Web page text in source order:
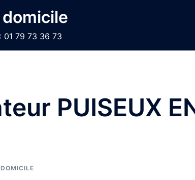
01 79 73 36 73
PUISEUX